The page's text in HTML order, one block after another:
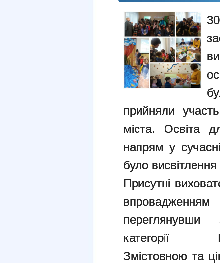
прийняли
міста. Освіта
напрям у
було
Присутні
переглянувши
категорії
Змістовною та